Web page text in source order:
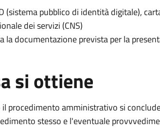
(sistema pubblico di identità digitale),
dei servizi (CNS)
la documentazione prevista per la
si ottiene
il procedimento amministrativo si
stesso e l'eventuale